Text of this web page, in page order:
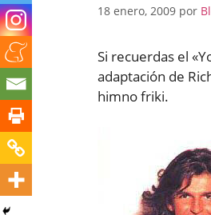
18 enero, 2009 por
Si recuerdas el
adaptación de
himno friki.